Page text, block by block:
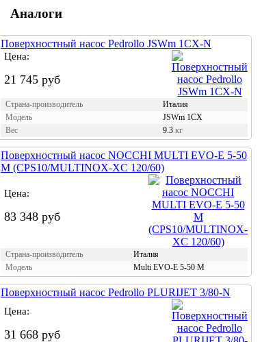
Аналоги
Поверхностный насос Pedrollo JSWm 1CX-N
Цена:
21 745 руб
Страна-производитель
Италия
Модель
JSWm 1CX
Вес
9.3 кг
Поверхностный насос NOCCHI MULTI EVO-E 5-50
M (CPS10/MULTINOX-XC 120/60)
Цена:
83 348 руб
Страна-производитель
Италия
Модель
Multi EVO-E 5-50 M
Поверхностный насос Pedrollo PLURIJET 3/80-N
Цена:
31 668 руб